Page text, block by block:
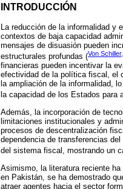
INTRODUCCIÓN
La reducción de la informalidad y
contextos de baja capacidad
mensajes de disuasión pueden
estructurales profundas (Von
financieras pueden incentivar la
efectividad de la política fiscal, el
la ampliación de la informalidad,
la capacidad de los Estados para
Además, la incorporación de
limitaciones institucionales y
procesos de descentralización
dependencia de transferencias
del sistema fiscal, mostrando un
Asimismo, la literatura reciente
en Pakistán, se ha demostrado
atraer agentes hacia el sector